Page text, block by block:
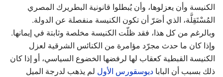
الكنيسة وأن يعزلوها، وأن يُبطلوا قانونية البطريرك المصري
المُسْتَقِلَّة، الذي أصَرّ أن تكون الكنيسة منفصلة عن الدولة.
وبالرغم من كل هذا، فقد ظلّت الكنيسة مخلصة وثابتة في إيمانها.
وإذا كان ما حدث مجرّد مؤامرة من الكنائس الشرقية لعزل
الكنيسة القبطية كعقاب لها لرفضها الخضوع السياسي، أو إذا كان
ذلك بسبب أن البابا ديوسقورس الأول لم يذهب لدرجة الميل